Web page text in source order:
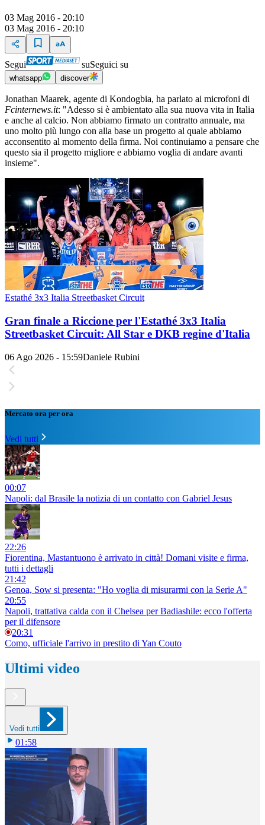
03 Mag 2016 - 20:10
03 Mag 2016 - 20:10
Segui suSeguici su
whatsapp discover
Jonathan Maarek, agente di Kondogbia, ha parlato ai microfoni di
Fcinternews.it: "Adesso si è ambientato alla sua nuova vita in Italia
e anche al calcio. Non abbiamo firmato un contratto annuale, ma
uno molto più lungo con alla base un progetto al quale abbiamo
acconsentito al momento della firma. Noi continuiamo a pensare che
questo sia il progetto migliore e abbiamo voglia di andare avanti
insieme".
Estathé 3x3 Italia Streetbasket Circuit
Gran finale a Riccione per l'Estathé 3x3 Italia
Streetbasket Circuit: All Star e DKB regine d'Italia
06 Ago 2026 - 15:59Daniele Rubini
Mercato ora per ora
Vedi tutti
00:07
Napoli: dal Brasile la notizia di un contatto con Gabriel Jesus
22:26
Fiorentina, Mastantuono è arrivato in città! Domani visite e firma,
tutti i dettagli
21:42
Genoa, Sow si presenta: "Ho voglia di misurarmi con la Serie A"
20:55
Napoli, trattativa calda con il Chelsea per Badiashile: ecco l'offerta
per il difensore
20:31
Como, ufficiale l'arrivo in prestito di Yan Couto
Ultimi video
Vedi tutti
01:58